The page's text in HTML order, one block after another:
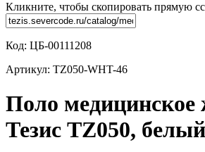
Кликните, чтобы скопировать прямую
Код: ЦБ-00111208
Артикул: TZ050-WHT-46
Поло медицинское
Тезис TZ050,